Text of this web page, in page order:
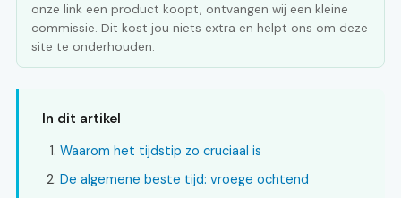
onze link een product koopt, ontvangen wij een kleine
commissie. Dit kost jou niets extra en helpt ons om deze
site te onderhouden.
In dit artikel
Waarom het tijdstip zo cruciaal is
De algemene beste tijd: vroege ochtend